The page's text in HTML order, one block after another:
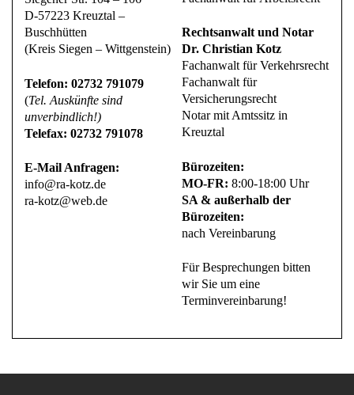
D-57223 Kreuztal –
Buschhütten
(Kreis Siegen – Wittgenstein)
Telefon: 02732 791079
(Tel. Auskünfte sind
unverbindlich!)
Telefax: 02732 791078
E-Mail Anfragen:
info@ra-kotz.de
ra-kotz@web.de
Rechtsanwalt und Notar
Dr. Christian Kotz
Fachanwalt für Verkehrsrecht
Fachanwalt für
Versicherungsrecht
Notar mit Amtssitz in
Kreuztal
Bürozeiten:
MO-FR:8:00-18:00 Uhr
SA & außerhalb der
Bürozeiten:
nach Vereinbarung
Für Besprechungen bitten
wir Sie um eine
Terminvereinbarung!